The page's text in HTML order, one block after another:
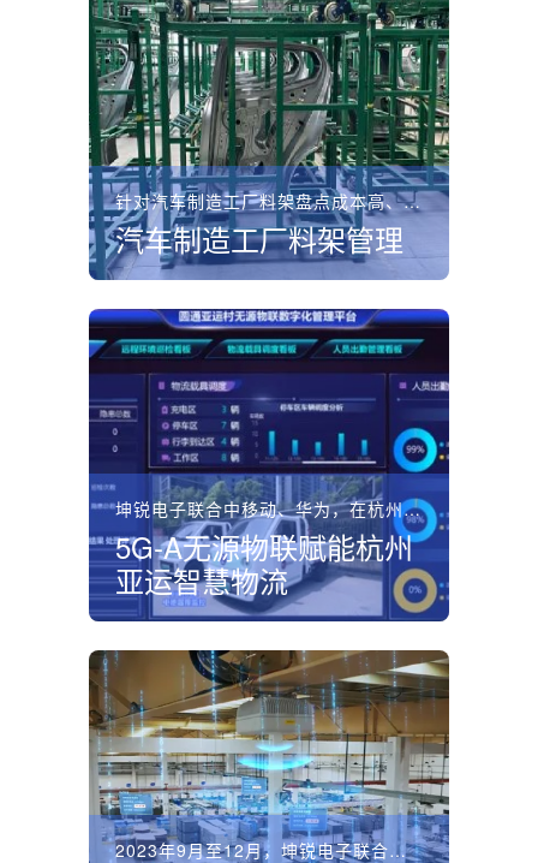
针对汽车制造工厂料架盘点成本高、位置不明的痛点，坤锐电子...
汽车制造工厂料架管理
坤锐电子联合中移动、华为，在杭州亚运会全球首发基于5G‑...
5G‑A无源物联赋能杭州
亚运智慧物流
2023年9月至12月，坤锐电子联合运营商在青岛海尔洗衣...